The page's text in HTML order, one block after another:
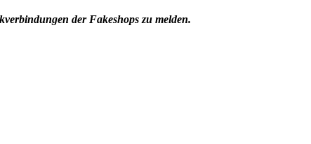
der Fakeshops zu melden.